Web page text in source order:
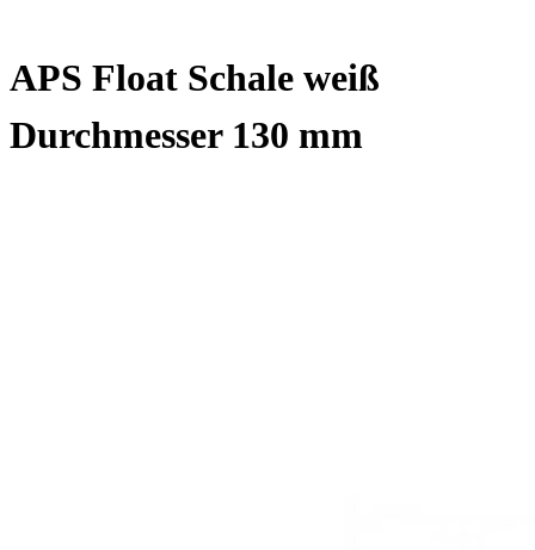
APS Float Schale weiß
Durchmesser 130 mm